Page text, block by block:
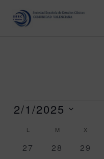
contenido
Eventos
2/1/2025
fecha.
Calendario
Eventos
L M X
0
27
0
28
0
29